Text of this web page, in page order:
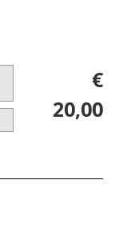
€
20,00